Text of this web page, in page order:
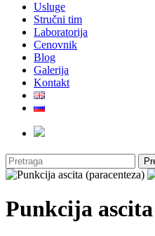
Usluge
Stručni tim
Laboratorija
Cenovnik
Blog
Galerija
Kontakt
Punkcija